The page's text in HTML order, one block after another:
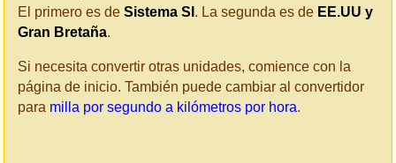
El primero es de Sistema SI . La segunda es de EE.UU y
Gran Bretaña.
Si necesita convertir otras unidades, comience con la
página de inicio. También puede cambiar al convertidor
para milla por segundo a kilómetros por hora.